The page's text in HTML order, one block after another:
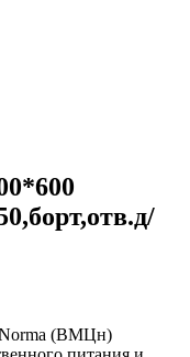
Norma (ВМЦн)